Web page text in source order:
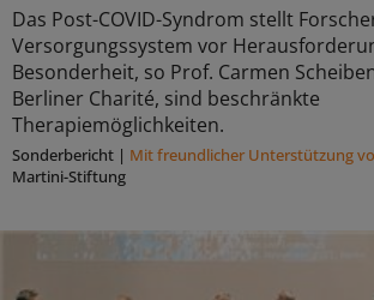
Das Post-COVID-Syndrom stellt
Versorgungssystem vor
Besonderheit, so Prof. Carmen
Berliner Charité, sind beschränkte
Therapiemöglichkeiten.
Sonderbericht | Mit freundlicher Unterstützung
Martini-Stiftung